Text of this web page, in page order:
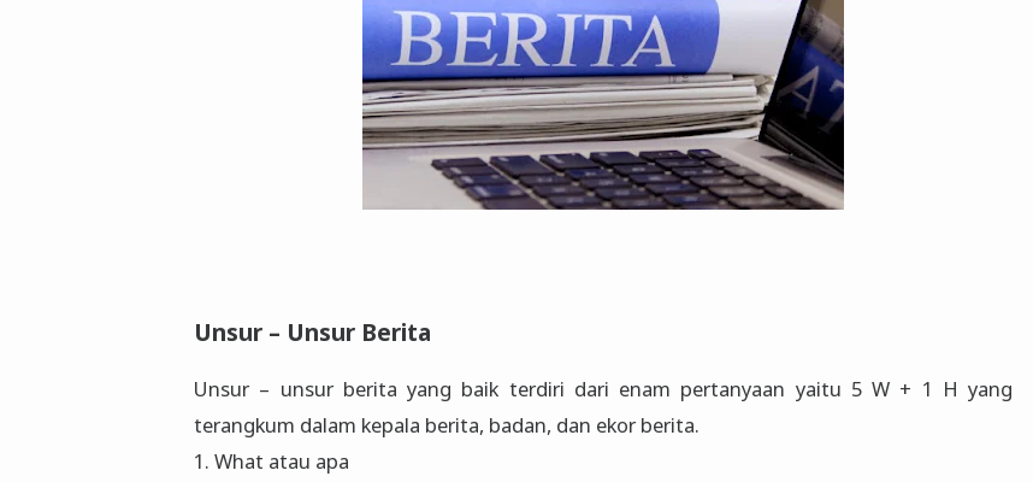
Unsur – Unsur Berita
Unsur – unsur berita yang baik terdiri dari enam pertanyaan yaitu 5 W + 1 H yang
terangkum dalam kepala berita, badan, dan ekor berita.
1. What atau apa